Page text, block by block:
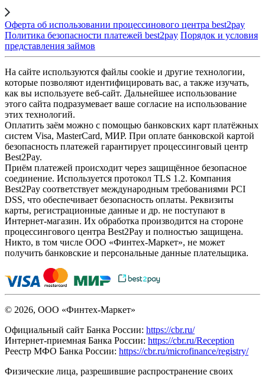
Оферта об использовании процессинового центра best2pay
Политика безопасности платежей best2pay Порядок и условия
представления займов
На сайте используются файлы cookie и другие технологии,
которые позволяют идентифицировать вас, а также изучать,
как вы используете веб-сайт. Дальнейшее использование
этого сайта подразумевает ваше согласие на использование
этих технологий.
Оплатить заём можно с помощью банковских карт платёжных
систем Visa, MasterCard, МИР. При оплате банковской картой
безопасность платежей гарантирует процессинговый центр
Best2Pay.
Приём платежей происходит через защищённое безопасное
соединение. Используется протокол TLS 1.2. Компания
Best2Pay соответствует международным требованиями PCI
DSS, что обеспечивает безопасность оплаты. Реквизиты
карты, регистрационные данные и др. не поступают в
Интернет-магазин. Их обработка производится на стороне
процессингового центра Best2Pay и полностью защищена.
Никто, в том числе ООО «Финтех-Маркет», не может
получить банковские и персональные данные плательщика.
© 2026, ООО «Финтех-Маркет»
Официальный сайт Банка России: https://cbr.ru/
Интернет-приемная Банка России: https://cbr.ru/Reception
Реестр МФО Банка России: https://cbr.ru/microfinance/registry/
Физические лица, разрешившие распространение своих